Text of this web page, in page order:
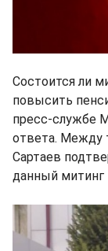
Состоится ли
повысить
пресс-службе
ответа. Между
Сартаев
данный митинг